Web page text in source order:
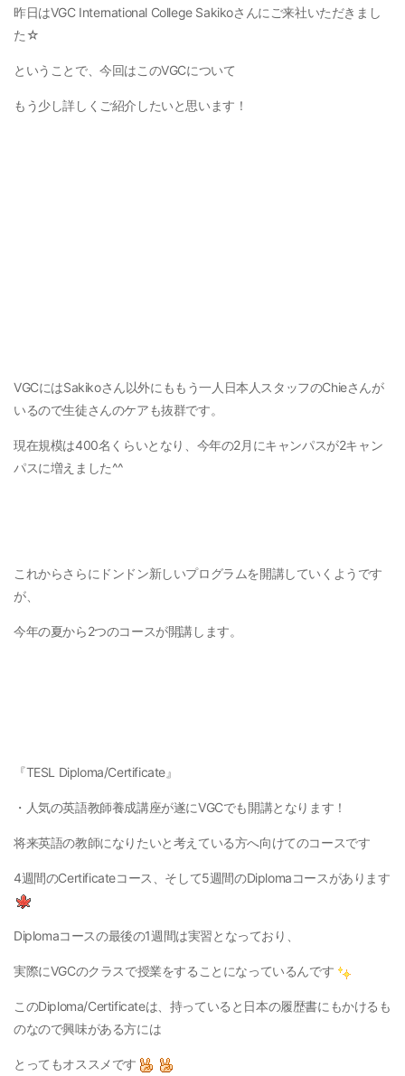
昨日はVGC International College Sakikoさんにご来社いただきまし
た☆
ということで、今回はこのVGCについて
もう少し詳しくご紹介したいと思います！
VGCにはSakikoさん以外にももう一人日本人スタッフのChieさんが
いるので生徒さんのケアも抜群です。
現在規模は400名くらいとなり、今年の2月にキャンパスが2キャン
パスに増えました^^
これからさらにドンドン新しいプログラムを開講していくようです
が、
今年の夏から2つのコースが開講します。
『TESL Diploma/Certificate』
・人気の英語教師養成講座が遂にVGCでも開講となります！
将来英語の教師になりたいと考えている方へ向けてのコースです
4週間のCertificateコース、そして5週間のDiplomaコースがあります
Diplomaコースの最後の1週間は実習となっており、
実際にVGCのクラスで授業をすることになっているんです
このDiploma/Certificateは、持っていると日本の履歴書にもかけるも
のなので興味がある方には
とってもオススメです